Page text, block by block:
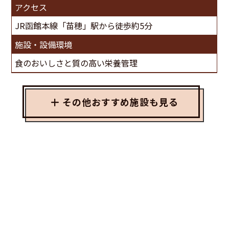
アクセス
JR函館本線「苗穂」駅から徒歩約5分
施設・設備環境
食のおいしさと質の高い栄養管理
その他おすすめ施設も見る